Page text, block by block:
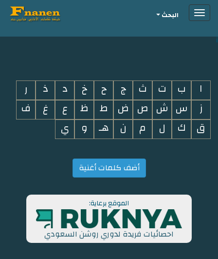
i
Toggleالبحث
ا ب ت ث ج ح خ د ذ
ر
ز
س ش ص ض ط ظ ع غ
ف
ق
ك ل م ن هـ و ي
أضف كلمات أغنية
الموقع برعاية:
احصائيات فريدة لدوري روشن السعودي